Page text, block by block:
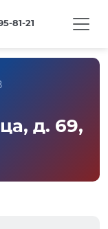
81-21
д. 69,